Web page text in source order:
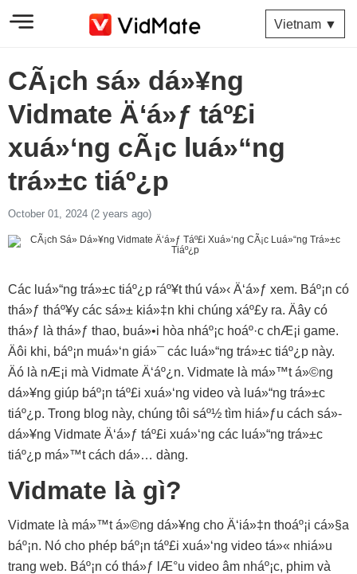
Vietnam ▼
CÃ¡ch sá»­ dá»¥ng
Vidmate Ä‘á»ƒ táº£i
xuá»‘ng cÃ¡c luá»“ng
trá»±c tiáº¿p
October 01, 2024 (2 years ago)
Các luá»“ng trá»±c tiáº¿p ráº¥t thú vá»‹ Ä‘á»ƒ xem. Báº¡n có
thá»ƒ tháº¥y các sá»± kiá»‡n khi chúng xáº£y ra. Äây có
thá»ƒ là thá»ƒ thao, buá»•i hòa nháº¡c hoáº·c chÆ¡i game.
Äôi khi, báº¡n muá»‘n giá»¯ các luá»“ng trá»±c tiáº¿p này.
Äó là nÆ¡i mà Vidmate Ä‘áº¿n. Vidmate là má»™t á»©ng
dá»¥ng giúp báº¡n táº£i xuá»‘ng video và luá»“ng trá»±c
tiáº¿p. Trong blog này, chúng tôi sáº½ tìm hiá»ƒu cách sá»­
dá»¥ng Vidmate Ä‘á»ƒ táº£i xuá»‘ng các luá»“ng trá»±c
tiáº¿p má»™t cách dá»… dàng.
Vidmate là gì?
Vidmate là má»™t á»©ng dá»¥ng cho Ä‘iá»‡n thoáº¡i cá»§a
báº¡n. Nó cho phép báº¡n táº£i xuá»‘ng video tá»« nhiá»u
trang web. Báº¡n có thá»ƒ lÆ°u video âm nháº¡c, phim và